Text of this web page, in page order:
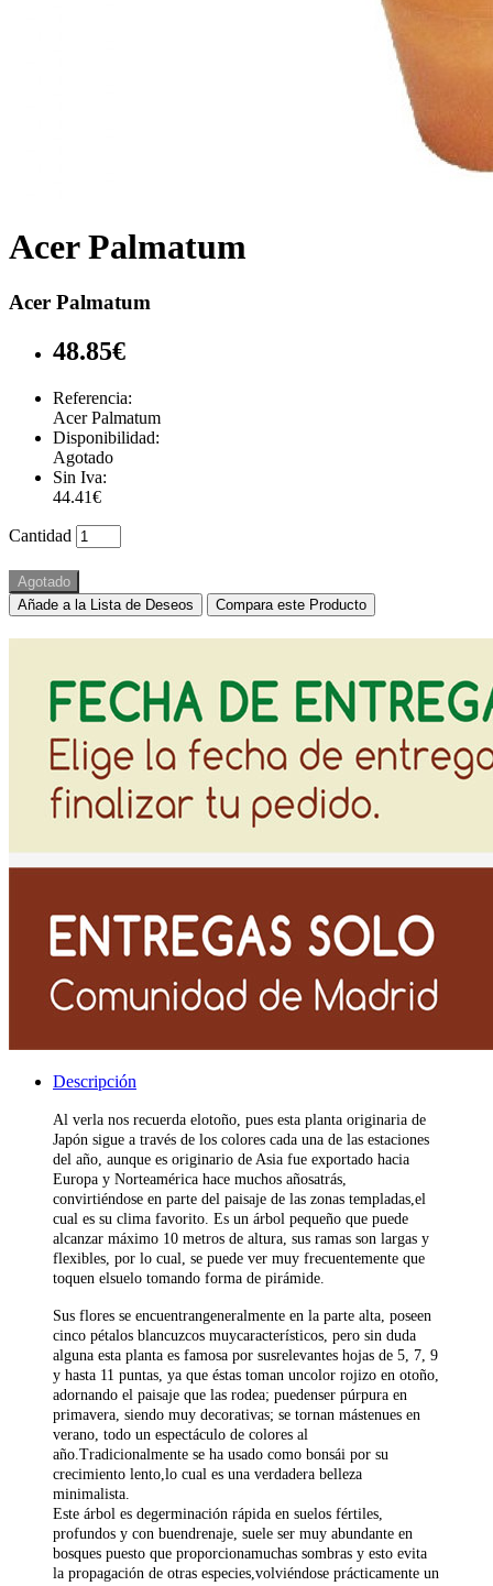
Acer Palmatum
Acer Palmatum
48.85€
Referencia:
Acer Palmatum
Disponibilidad:
Agotado
Sin Iva:
44.41€
Cantidad
Agotado
Añade a la Lista de Deseos
Compara este Producto
Descripción
Al verla nos recuerda elotoño, pues esta planta originaria de
Japón sigue a través de los colores cada una de las estaciones
del año, aunque es originario de Asia fue exportado hacia
Europa y Norteamérica hace muchos añosatrás,
convirtiéndose en parte del paisaje de las zonas templadas,el
cual es su clima favorito. Es un árbol pequeño que puede
alcanzar máximo 10 metros de altura, sus ramas son largas y
flexibles, por lo cual, se puede ver muy frecuentemente que
toquen elsuelo tomando forma de pirámide.
Sus flores se encuentrangeneralmente en la parte alta, poseen
cinco pétalos blancuzcos muycaracterísticos, pero sin duda
alguna esta planta es famosa por susrelevantes hojas de 5, 7, 9
y hasta 11 puntas, ya que éstas toman uncolor rojizo en otoño,
adornando el paisaje que las rodea; puedenser púrpura en
primavera, siendo muy decorativas; se tornan mástenues en
verano, todo un espectáculo de colores al
año.Tradicionalmente se ha usado como bonsái por su
crecimiento lento,lo cual es una verdadera belleza
minimalista.
Este árbol es degerminación rápida en suelos fértiles,
profundos y con buendrenaje, suele ser muy abundante en
bosques puesto que proporcionamuchas sombras y esto evita
la propagación de otras especies,volviéndose prácticamente un